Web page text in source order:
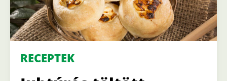
RECEPTEK